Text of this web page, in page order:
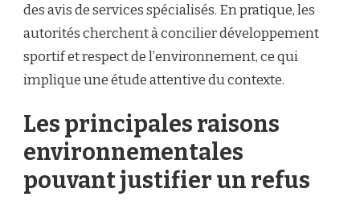
des avis de services spécialisés. En pratique, les
autorités cherchent à concilier développement
sportif et respect de l’environnement, ce qui
implique une étude attentive du contexte.
Les principales raisons
environnementales
pouvant justifier un refus